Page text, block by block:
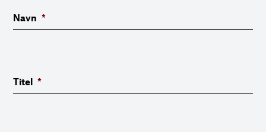
Navn *
Titel *